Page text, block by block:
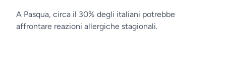
A Pasqua, circa il 30% degli italiani potrebbe
affrontare reazioni allergiche stagionali.